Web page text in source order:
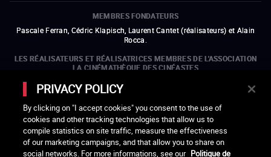
MEMBRES FONDATEURS
Pascale Ferran, Cédric Klapisch, Laurent Cantet (réalisateurs) et Alain
Rocca.
LES RÉALISATEURS ET RÉALISATRICES MEMBRES DE L'ASSOCIATION
LA CINÉMATHÈQUE DES CINÉASTES
Olivier Assayas, Bertrand Bonello, Michel Hazanavicius (représentant de
l'ARP), Rebecca Zlotowski et Mikael Buch (représentant de la SRF)
LES ORGANISMES MEMBRES DE L'ASSOCIATION LA CINÉMATHÈQUE
DES CINÉASTES
PRIVACY POLICY
By clicking on "I accept cookies" you consent to the use of
cookies and other tracking technologies that allow us to
compile statistics on site traffic, measure the effectiveness
of our marketing campaigns, and that allow you to share on
social networks. For more informations, see our Politique de